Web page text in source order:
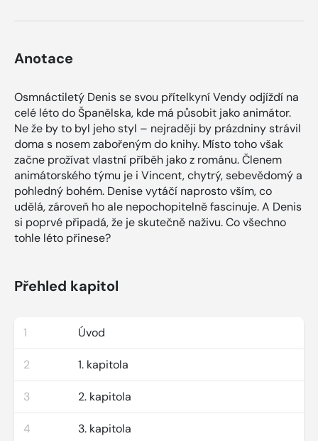
Anotace
Osmnáctiletý Denis se svou přítelkyní Vendy odjíždí na
celé léto do Španělska, kde má působit jako animátor.
Ne že by to byl jeho styl – nejraději by prázdniny strávil
doma s nosem zabořeným do knihy. Místo toho však
začne prožívat vlastní příběh jako z románu. Členem
animátorského týmu je i Vincent, chytrý, sebevědomý a
pohledný bohém. Denise vytáčí naprosto vším, co
udělá, zároveň ho ale nepochopitelně fascinuje. A Denis
si poprvé připadá, že je skutečně naživu. Co všechno
tohle léto přinese?
Přehled kapitol
1 Úvod
2 1. kapitola
3 2. kapitola
4 3. kapitola